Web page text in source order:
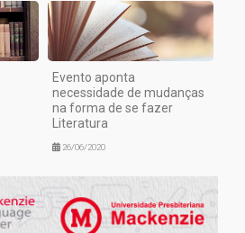
Evento aponta
necessidade de mudanças
na forma de se fazer
Literatura
26/06/2020